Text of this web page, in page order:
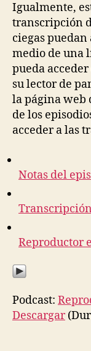
Igualmente,
transcripción
ciegas
medio de una
pueda
su lector de
la página web
de los
acceder a las
Notas del
Reproductor
Podcast:
Descargar